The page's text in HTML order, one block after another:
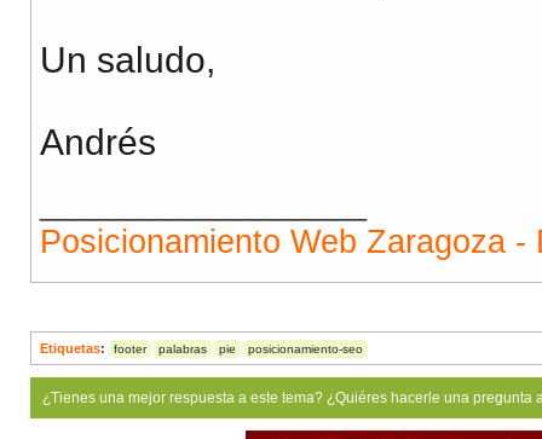
Un saludo,
Andrés
Posicionamiento Web Zaragoza -
Etiquetas: footer palabras pie posicionamiento-seo
¿Tienes una mejor respuesta a este tema? ¿Quiéres hacerle una